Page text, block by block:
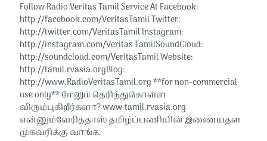
Follow Radio Veritas Tamil Service At Facebook:
http://facebook.com/VeritasTamil​​​​​ Twitter:
http://twitter.com/VeritasTamil​​​​​ Instagram:
http://instagram.com/Veritas Tamil​​​​​SoundCloud:
http://soundcloud.com/VeritasTamil​​​​​ Website:
http://tamil.rvasia.orgBlog:
http://www.RadioVeritasTamil.org ​​​​​**for non-commercial
use only** மேலும் தெரிந்துகொள்ள
விரும்புகிறீர்களா? www.tamil.rvasia.org
என்னும்வேரித்தாஸ் தமிழ்ப்பணியின் இணையதள
முகவரிக்கு வாங்க.